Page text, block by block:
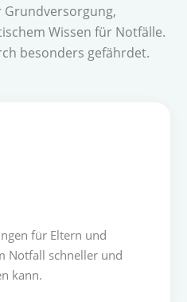
Grundversorgung,
Wissen für Notfälle.
besonders gefährdet.
für Eltern und
Notfall schneller und
kann.